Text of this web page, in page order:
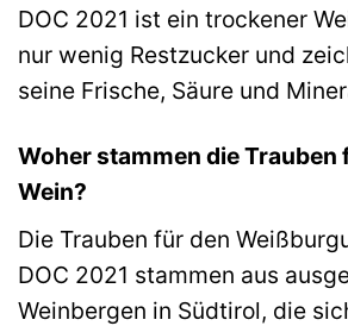
DOC 2021 ist ein trockener
nur wenig Restzucker und
seine Frische, Säure und
Woher stammen die Trauben
Wein?
Die Trauben für den
DOC 2021 stammen aus
Weinbergen in Südtirol, die